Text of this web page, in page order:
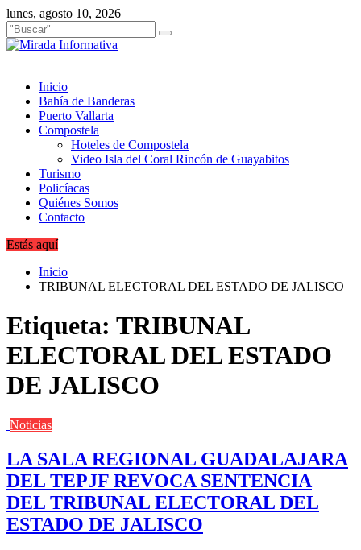
Saltar
al
contenido
lunes, agosto 10, 2026
Inicio
Bahía de Banderas
Puerto Vallarta
Compostela
Hoteles de Compostela
Video Isla del Coral Rincón de Guayabitos
Turismo
Policíacas
Quiénes Somos
Contacto
Estás aquí
Inicio
TRIBUNAL ELECTORAL DEL ESTADO DE JALISCO
Etiqueta: TRIBUNAL
ELECTORAL DEL ESTADO
DE JALISCO
Noticias
LA SALA REGIONAL GUADALAJARA
DEL TEPJF REVOCA SENTENCIA
DEL TRIBUNAL ELECTORAL DEL
ESTADO DE JALISCO